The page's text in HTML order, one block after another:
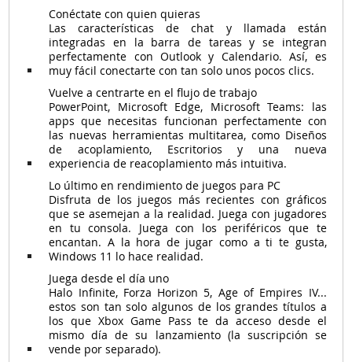
Conéctate con quien quieras
Las características de chat y llamada están
integradas en la barra de tareas y se integran
perfectamente con Outlook y Calendario. Así, es
muy fácil conectarte con tan solo unos pocos clics.
Vuelve a centrarte en el flujo de trabajo
PowerPoint, Microsoft Edge, Microsoft Teams: las
apps que necesitas funcionan perfectamente con
las nuevas herramientas multitarea, como Diseños
de acoplamiento, Escritorios y una nueva
experiencia de reacoplamiento más intuitiva.
Lo último en rendimiento de juegos para PC
Disfruta de los juegos más recientes con gráficos
que se asemejan a la realidad. Juega con jugadores
en tu consola. Juega con los periféricos que te
encantan. A la hora de jugar como a ti te gusta,
Windows 11 lo hace realidad.
Juega desde el día uno
Halo Infinite, Forza Horizon 5, Age of Empires IV...
estos son tan solo algunos de los grandes títulos a
los que Xbox Game Pass te da acceso desde el
mismo día de su lanzamiento (la suscripción se
vende por separado).